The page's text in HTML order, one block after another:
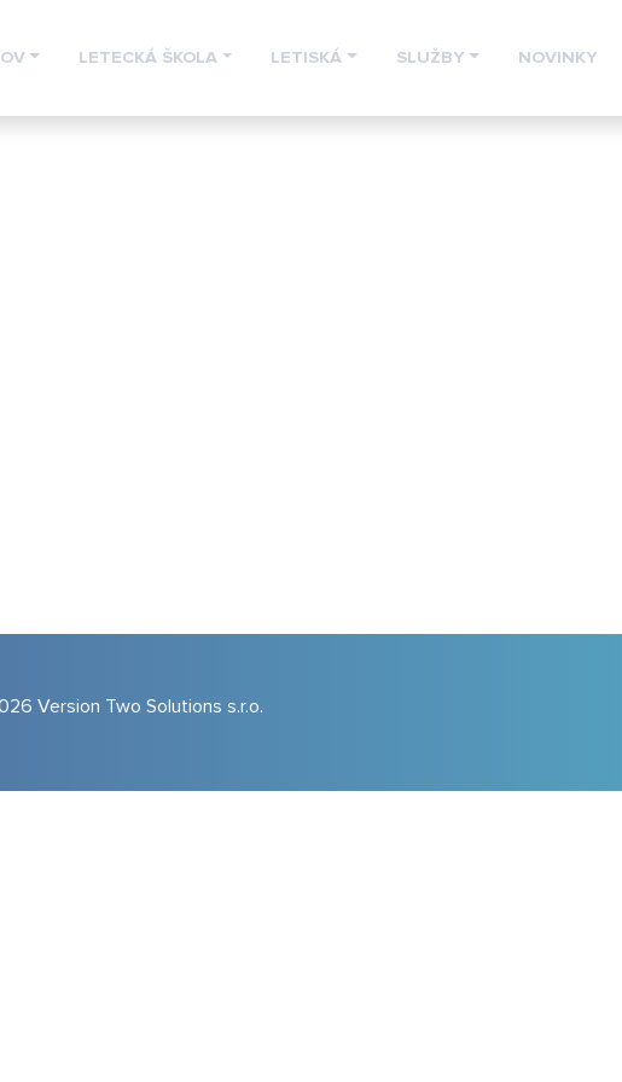
LETECKÁ ŠKOLA LETISKÁ SLUŽBY NOVINKY
Version Two Solutions s.r.o.